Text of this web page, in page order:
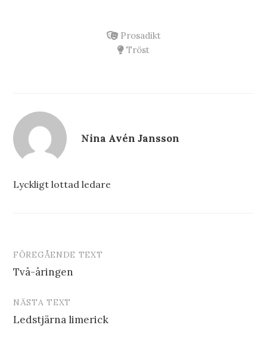
Prosadikt
Tröst
Nina Avén Jansson
Lyckligt lottad ledare
Inläggsnavigering
FÖREGÅENDE TEXT
Två-åringen
NÄSTA TEXT
Ledstjärna limerick